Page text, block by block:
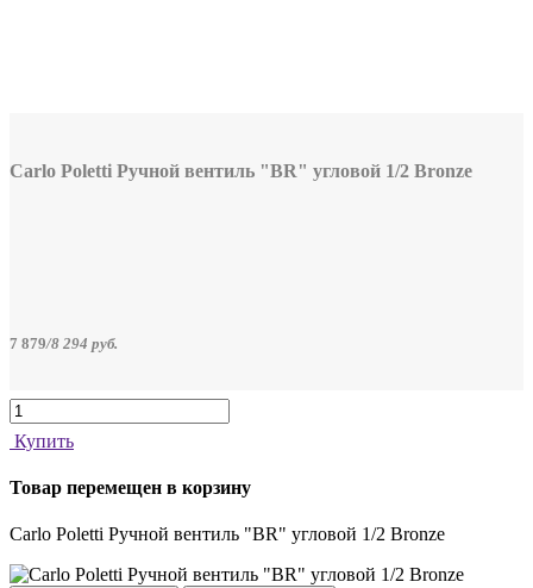
Carlo Poletti Ручной вентиль "BR" угловой 1/2 Bronze
7 879/8 294 руб.
Купить
Товар перемещен в корзину
Carlo Poletti Ручной вентиль "BR" угловой 1/2 Bronze